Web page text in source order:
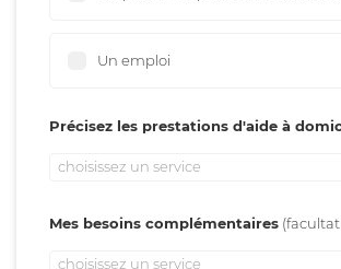
Un emploi
Précisez les prestations d'aide à
choisissez un service
Mes besoins complémentaires
choisissez un service